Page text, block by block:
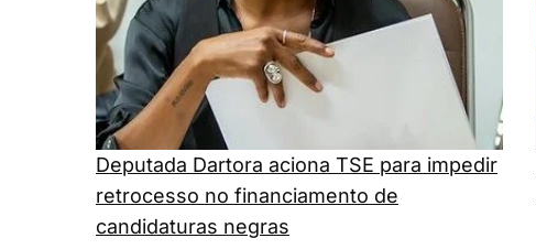
Deputada Dartora aciona TSE para impedir
retrocesso no financiamento de
candidaturas negras